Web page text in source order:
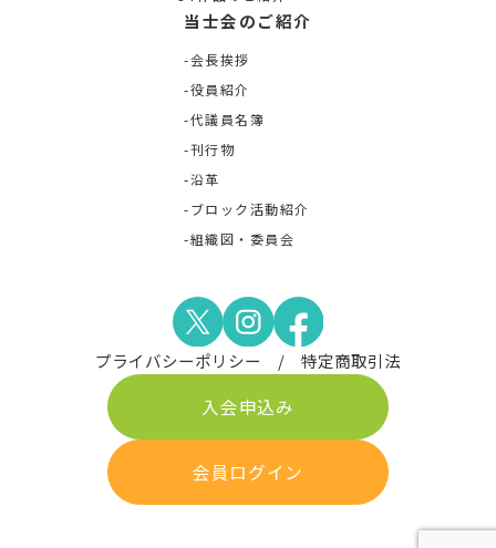
当士会のご紹介
会長挨拶
役員紹介
代議員名簿
刊行物
沿革
ブロック活動紹介
組織図・委員会
プライバシーポリシー 特定商取引法
入会申込み
会員ログイン